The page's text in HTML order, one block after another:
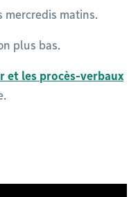
matins.
plus bas.
et les procès-verbaux